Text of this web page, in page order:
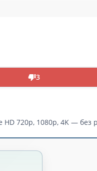
3
720p, 1080p, 4K — без
1080p]